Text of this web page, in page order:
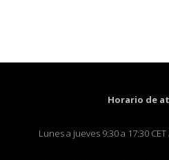
Horario de
Lunes a jueves 9:30 a 17:30